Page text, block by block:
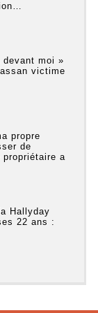
moi »
victime
propre
de
a
Hallyday
22 ans :